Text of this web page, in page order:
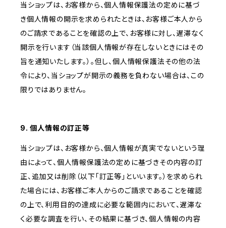
当ショップは、お客様から、個人情報保護法の定めに基づ
き個人情報の開示を求められたときは、お客様ご本人から
のご請求であることを確認の上で、お客様に対し、遅滞なく
開示を行います（当該個人情報が存在しないときにはその
旨を通知いたします。）。但し、個人情報保護法その他の法
令により、当ショップが開示の義務を負わない場合は、この
限りではありません。
9. 個人情報の訂正等
当ショップは、お客様から、個人情報が真実でないという理
由によって、個人情報保護法の定めに基づきその内容の訂
正、追加又は削除（以下「訂正等」といいます。）を求められ
た場合には、お客様ご本人からのご請求であることを確認
の上で、利用目的の達成に必要な範囲内において、遅滞な
く必要な調査を行い、その結果に基づき、個人情報の内容